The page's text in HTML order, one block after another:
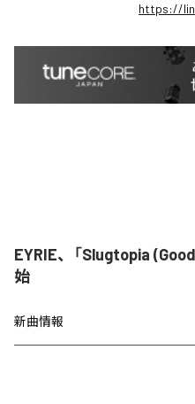
https://
EYRIE、「Slugtopia
始
新曲情報